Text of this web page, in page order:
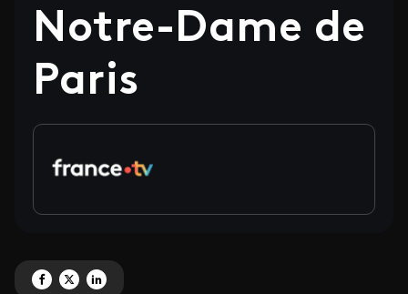
Notre-Dame de
Paris
Partagez 'France Télévisions au cœur de la réouverture de Notre-Dame de
Partagez 'France Télévisions au cœur de la réouverture de Notre-
Partagez 'France Télévisions au cœur de la réouverture de